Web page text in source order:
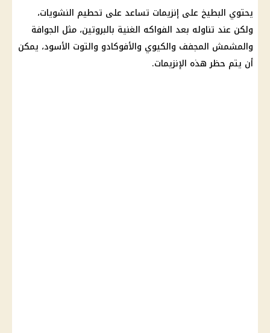
يحتوي البطيخ على إنزيمات تساعد على تحطيم النشويات،
ولكن عند تناوله بعد الفواكه الغنية بالبروتين، مثل الجوافة
والمشمش المجفف والكيوي والأفوكادو والتوت الأسود، يمكن
أن يتم حظر هذه الإنزيمات.